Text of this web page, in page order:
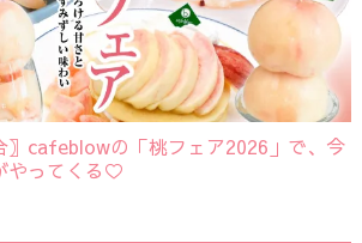
〗cafeblowの「桃フェア2026」で、今
やってくる♡